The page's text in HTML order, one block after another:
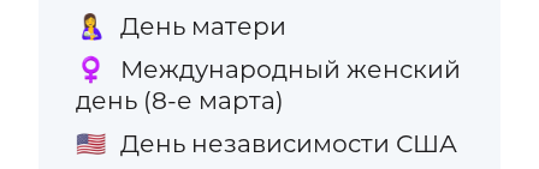
🤱 День матери
♀️
Международный женский
день (8-е марта)
🇺🇸 День независимости США